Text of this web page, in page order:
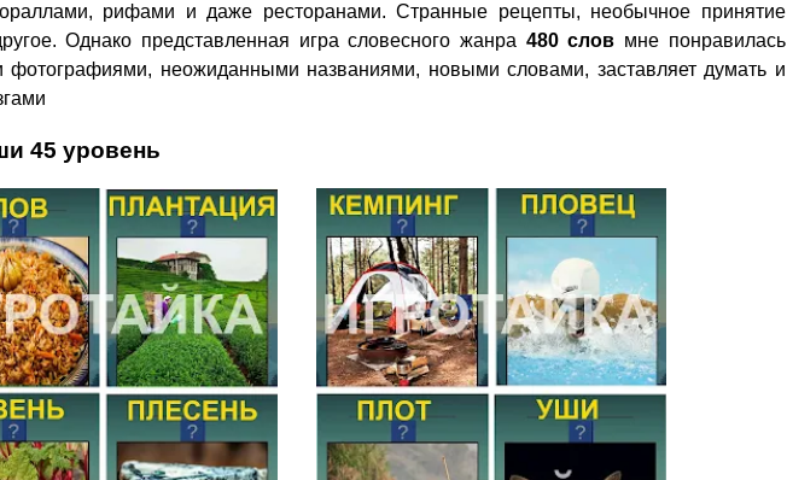
рифами и даже ресторанами. Странные рецепты, необычное принятие
Однако представленная игра словесного жанра 480 слов мне понравилась
фотографиями, неожиданными названиями, новыми словами, заставляет думать и
45 уровень